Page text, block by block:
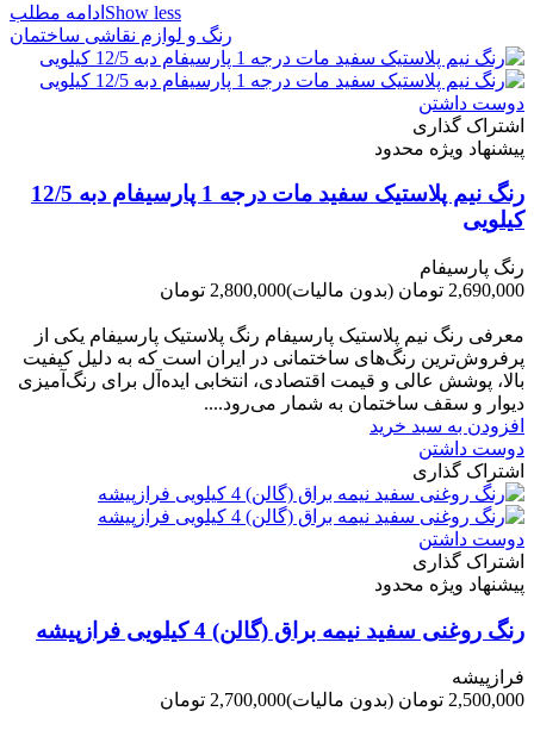
ادامه مطلب Show less
رنگ و لوازم نقاشی ساختمان
دوست داشتن
اشتراک گذاری
پیشنهاد ویژه محدود
رنگ نیم پلاستیک سفید مات درجه 1 پارسیفام دبه 12/5
کیلویی
رنگ پارسیفام
2,690,000 تومان
(بدون مالیات)2,800,000 تومان
معرفی رنگ نیم پلاستیک پارسیفام رنگ پلاستیک پارسیفام یکی از
پرفروش‌ترین رنگ‌های ساختمانی در ایران است که به دلیل کیفیت
بالا، پوشش عالی و قیمت اقتصادی، انتخابی ایده‌آل برای رنگ‌آمیزی
دیوار و سقف ساختمان به شمار می‌رود....
افزودن به سبد خرید
دوست داشتن
اشتراک گذاری
دوست داشتن
اشتراک گذاری
پیشنهاد ویژه محدود
رنگ روغنی سفید نیمه براق (گالن) 4 کیلویی فرازپیشه
فرازپیشه
2,500,000 تومان
(بدون مالیات)2,700,000 تومان